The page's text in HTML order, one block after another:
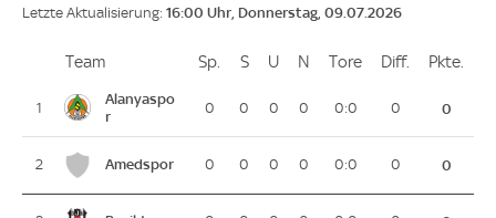
Letzte Aktualisierung: 16:00 Uhr, Donnerstag, 09.07.2026
PlatzTeam Sp. Spiele
SSiege
U Unentschieden
N Niederlagen
Tore ToreDiff. Differenz
Pkte.
1
Alanyaspo
r
0 0 0 0 0:0 0 0
2 Amedspor 0 0 0 0 0:0 0 0